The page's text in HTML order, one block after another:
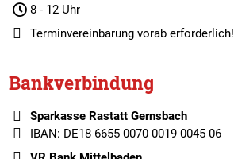
8 - 12 Uhr
Terminvereinbarungvorab erforderlich!
Bankverbindung
Sparkasse Rastatt Gernsbach
IBAN: DE18 6655 0070 0019 0045 06